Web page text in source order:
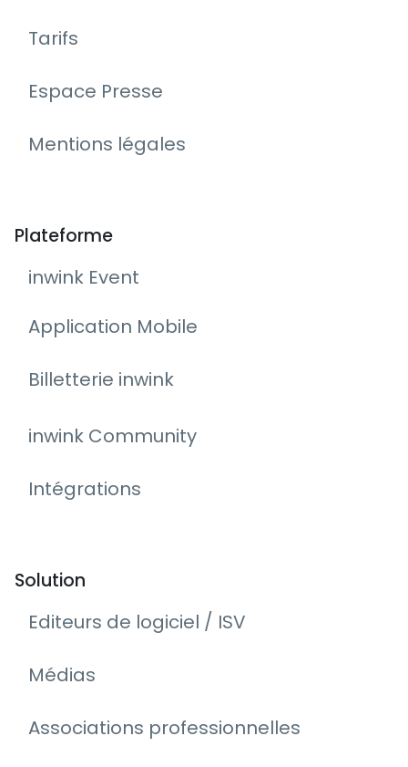
Tarifs
Espace Presse
Mentions légales
Plateforme
inwink Event
Application Mobile
Billetterie inwink
inwink Community
Intégrations
Solution
Editeurs de logiciel / ISV
Médias
Associations professionnelles